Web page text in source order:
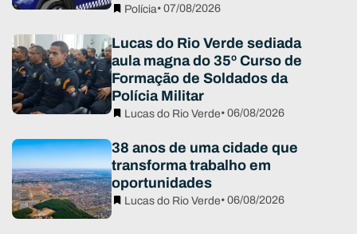
Polícia• 07/08/2026
Lucas do Rio Verde sediada
aula magna do 35º Curso de
Formação de Soldados da
Polícia Militar
Lucas do Rio Verde• 06/08/2026
38 anos de uma cidade que
transforma trabalho em
oportunidades
Lucas do Rio Verde• 06/08/2026